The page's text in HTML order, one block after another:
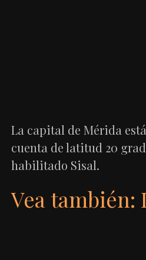
La capital de Mérida
cuenta de latitud 20
habilitado Sisal.
Vea también: